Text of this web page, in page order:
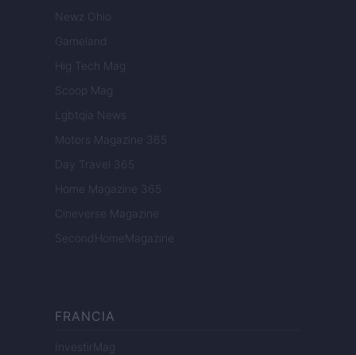
Newz Ohio
Gameland
Hig Tech Mag
Scoop Mag
Lgbtqia News
Motors Magazine 365
Day Travel 365
Home Magazine 365
Cineverse Magazine
SecondHomeMagazine
FRANCIA
InvestirMag